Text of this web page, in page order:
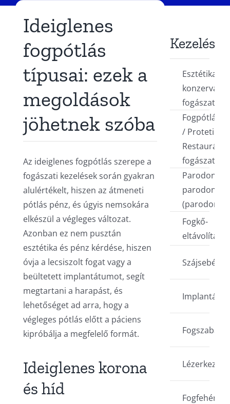
Ideiglenes
fogpótlás
típusai: ezek a
megoldások
jöhetnek szóba
Az ideiglenes fogpótlás szerepe a
fogászati kezelések során gyakran
alulértékelt, hiszen az átmeneti
pótlás pénz, és úgyis nemsokára
elkészül a végleges változat.
Azonban ez nem pusztán
esztétika és pénz kérdése, hiszen
óvja a lecsiszolt fogat vagy a
beültetett implantátumot, segít
megtartani a harapást, és
lehetőséget ad arra, hogy a
végleges pótlás előtt a páciens
kipróbálja a megfelelő formát.
Ideiglenes korona
és híd
Kezelések
Esztétikai,
konzerváló
fogászat
Fogpótlások
/ Protetika /
fogászat
Fogkő-
eltávolítás
Implantáció
Fogfehérítés